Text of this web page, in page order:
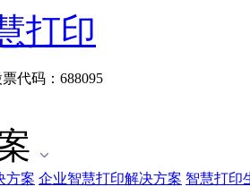
打印
票代码：688095
方案 企业智慧打印解决方案 智慧打印